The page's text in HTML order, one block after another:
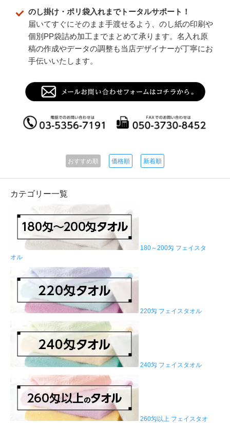
のし掛け・ポリ袋入れまでトータルサポート！
届いてすぐにそのまま手渡せるよう、のし紙の印刷や
個別PP袋詰め加工までまとめて承ります。名入れ原
稿の作成やデータの調整も当店デザイナーが丁寧にお
手伝いいたします。
おすすめ順 価格順 新着順
カテゴリー一覧
180～200匁 フェイスタ
オル
220匁 フェイスタオル
240匁 フェイスタオル
260匁以上 フェイスタオ